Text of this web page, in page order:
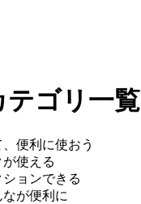
テゴリ一覧
便利に使おう
使える
ョンできる
が便利に